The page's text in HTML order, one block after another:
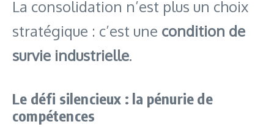
La consolidation n’est plus un choix
stratégique : c’est une condition de
survie industrielle.
Le défi silencieux : la pénurie de
compétences